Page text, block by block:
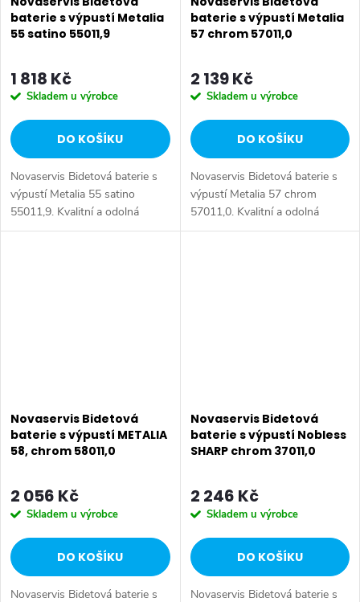
baterie s výpustí Metalia
55 satino 55011,9
1 818 Kč
Skladem u výrobce
DO KOŠÍKU
Novaservis Bidetová baterie s
výpustí Metalia 55 satino
55011,9. Kvalitní a odolná
keramická kartuše KEROX 35
baterie s výpustí Metalia
57 chrom 57011,0
2 139 Kč
Skladem u výrobce
DO KOŠÍKU
Novaservis Bidetová baterie s
výpustí Metalia 57 chrom
57011,0. Kvalitní a odolná
keramická kartuše KEROX 35
Novaservis Bidetová
baterie s výpustí METALIA
58, chrom 58011,0
2 056 Kč
Skladem u výrobce
DO KOŠÍKU
Novaservis Bidetová baterie s
Novaservis Bidetová
baterie s výpustí Nobless
SHARP chrom 37011,0
2 246 Kč
Skladem u výrobce
DO KOŠÍKU
Novaservis Bidetová baterie s